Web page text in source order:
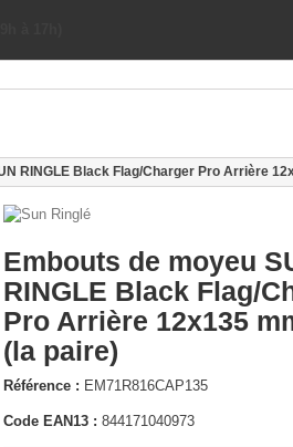
RINGLE Black Flag/Charger Pro Arrière
Embouts de moyeu
RINGLE Black Flag/
Pro Arrière 12x135
(la paire)
Référence : EM71R816CAP135
Code EAN13 : 844171040973